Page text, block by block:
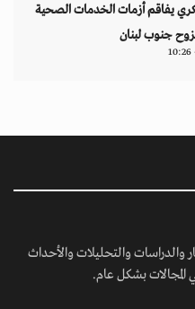
يفاقم أزمات الخدمات الصحية
جنوب لبنان
والدراسات والتحليلات والأحداث
بشكل عام.